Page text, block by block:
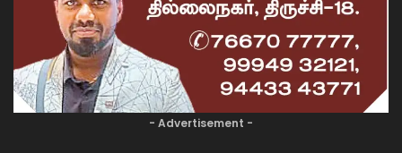
- Advertisement -